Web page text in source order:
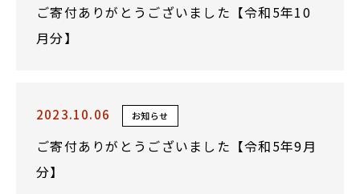
ご寄付ありがとうございました【令和5年10
月分】
2023.10.06 お知らせ
ご寄付ありがとうございました【令和5年9月
分】